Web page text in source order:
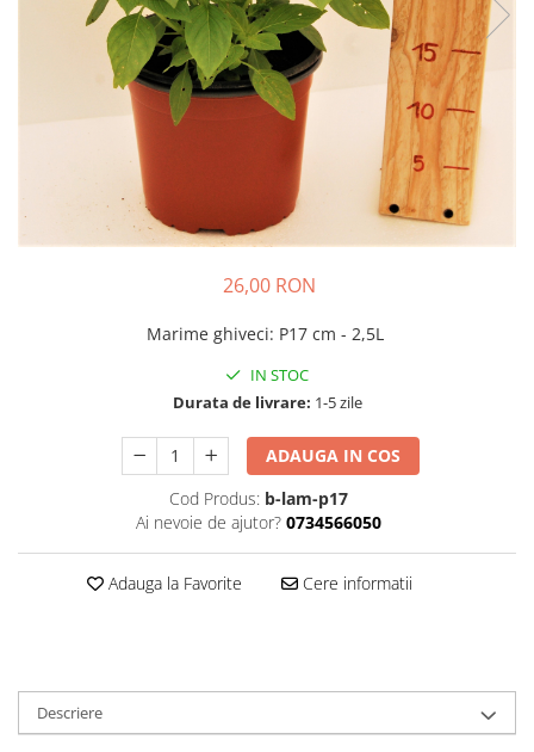
Lamaita (melisa, roinita)
Tarhon
Bicolor
Vargat / variegat
Plante de Primavara
26,00 RON
Marime ghiveci: P17 cm - 2,5L
IN STOC
Durata de livrare: 1-5 zile
ADAUGA IN COS
Cod Produs: b-lam-p17
Ai nevoie de ajutor? 0734566050
Adauga la Favorite Cere informatii
Descriere